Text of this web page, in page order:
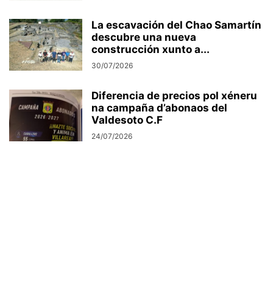
La escavación del Chao Samartín
descubre una nueva
construcción xunto a...
30/07/2026
Diferencia de precios pol xéneru
na campaña d’abonaos del
Valdesoto C.F
24/07/2026